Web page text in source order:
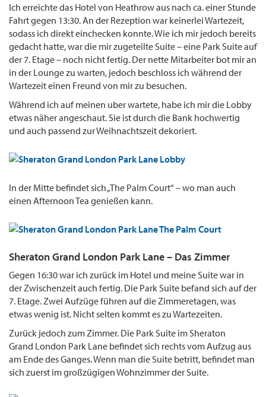
Ich erreichte das Hotel von Heathrow aus nach ca. einer Stunde
Fahrt gegen 13:30. An der Rezeption war keinerlei Wartezeit,
sodass ich direkt einchecken konnte. Wie ich mir jedoch bereits
gedacht hatte, war die mir zugeteilte Suite – eine Park Suite auf
der 7. Etage – noch nicht fertig. Der nette Mitarbeiter bot mir an
in der Lounge zu warten, jedoch beschloss ich während der
Wartezeit einen Freund von mir zu besuchen.
Während ich auf meinen uber wartete, habe ich mir die Lobby
etwas näher angeschaut. Sie ist durch die Bank hochwertig
und auch passend zur Weihnachtszeit dekoriert.
In der Mitte befindet sich „The Palm Court“ – wo man auch
einen Afternoon Tea genießen kann.
Sheraton Grand London Park Lane – Das Zimmer
Gegen 16:30 war ich zurück im Hotel und meine Suite war in
der Zwischenzeit auch fertig. Die Park Suite befand sich auf der
7. Etage. Zwei Aufzüge führen auf die Zimmeretagen, was
etwas wenig ist. Nicht selten kommt es zu Wartezeiten.
Zurück jedoch zum Zimmer. Die Park Suite im Sheraton
Grand London Park Lane befindet sich rechts vom Aufzug aus
am Ende des Ganges. Wenn man die Suite betritt, befindet man
sich zuerst im großzügigen Wohnzimmer der Suite.